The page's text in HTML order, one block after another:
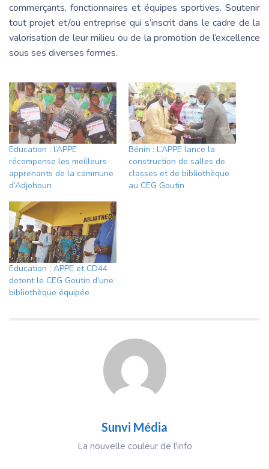
commerçants, fonctionnaires et équipes sportives. Soutenir
tout projet et/ou entreprise qui s’inscrit dans le cadre de la
valorisation de leur milieu ou de la promotion de l’excellence
sous ses diverses formes.
Education : l’APPE
récompense les meilleurs
apprenants de la commune
d’Adjohoun
Bénin : L’APPE lance la
construction de salles de
classes et de bibliothèque
au CEG Goutin
Education : APPE et CD44
dotent le CEG Goutin d’une
bibliothèque équipée
Sunvi Média
La nouvelle couleur de l'info